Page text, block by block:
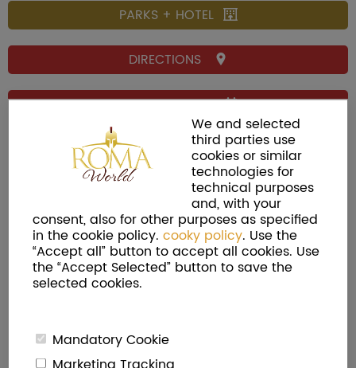
We and selected
third parties use
cookies or similar
technologies for
technical purposes
and, with your
consent, also for other purposes as specified
in the cookie policy. cooky policy. Use the
“Accept all” button to accept all cookies. Use
the “Accept Selected” button to save the
selected cookies.
Mandatory Cookie
PARKS + HOTEL
DIRECTIONS
OPENING TIMES